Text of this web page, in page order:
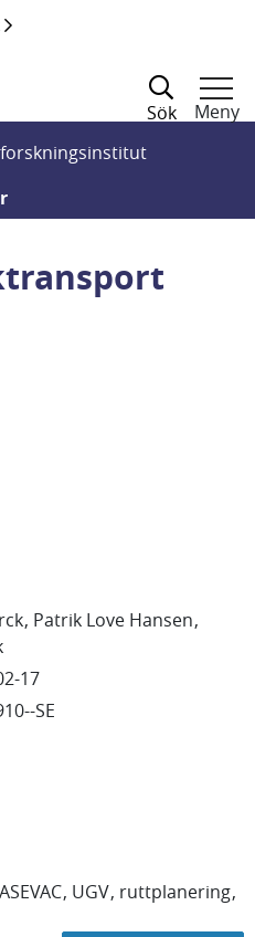
Sök
Meny
Patrik Love Hansen
17
SE
UGV ruttplanering